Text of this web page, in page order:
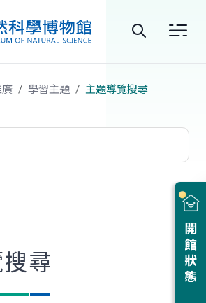
站
尋
開館狀態
廣 學習主題 主題導覽搜尋
尋